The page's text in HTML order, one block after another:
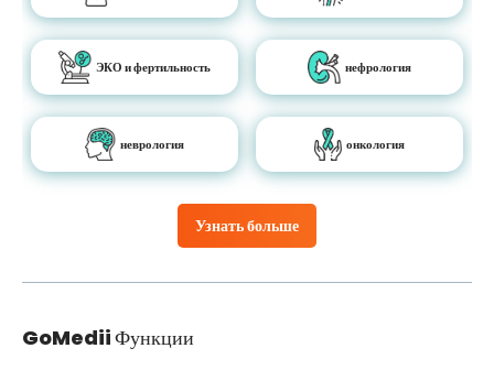
Узнать больше
ЭКО и фертильность нефрология
неврология онкология
GoMediiФункции